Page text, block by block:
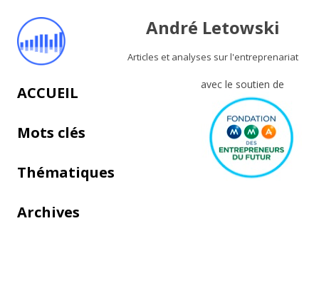
André Letowski
Articles et analyses sur l'entreprenariat
avec le soutien de
Aller au contenu principal
ACCUEIL
Mots clés
Thématiques
Archives